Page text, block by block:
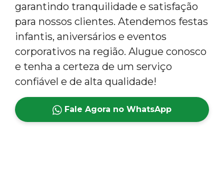
garantindo tranquilidade e satisfação
para nossos clientes. Atendemos festas
infantis, aniversários e eventos
corporativos na região. Alugue conosco
e tenha a certeza de um serviço
confiável e de alta qualidade!
Fale Agora no WhatsApp